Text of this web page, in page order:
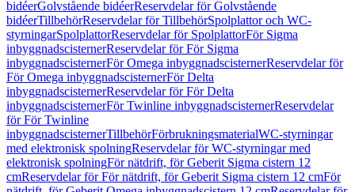
bidéerGolvstående bidéerReservdelar för Golvstående
bidéerTillbehörReservdelar för TillbehörSpolplattor och WC-
styrningarSpolplattorReservdelar för SpolplattorFör Sigma
inbyggnadscisternerReservdelar för För Sigma
inbyggnadscisternerFör Omega inbyggnadscisternerReservdelar för
För Omega inbyggnadscisternerFör Delta
inbyggnadscisternerReservdelar för För Delta
inbyggnadscisternerFör Twinline inbyggnadscisternerReservdelar
för För Twinline
inbyggnadscisternerTillbehörFörbrukningsmaterialWC-styrningar
med elektronisk spolningReservdelar för WC-styrningar med
elektronisk spolningFör nätdrift, för Geberit Sigma cistern 12
cmReservdelar för För nätdrift, för Geberit Sigma cistern 12 cmFör